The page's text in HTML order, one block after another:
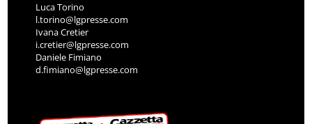
Luca Torino
l.torino@lgpresse.com
Ivana Cretier
i.cretier@lgpresse.com
Daniele Fimiano
d.fimiano@lgpresse.com